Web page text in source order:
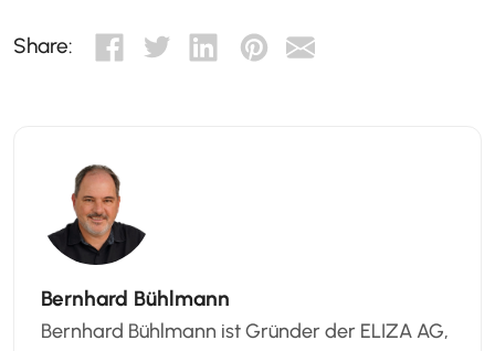
Share:
Bernhard Bühlmann
Bernhard Bühlmann ist Gründer der ELIZA AG,